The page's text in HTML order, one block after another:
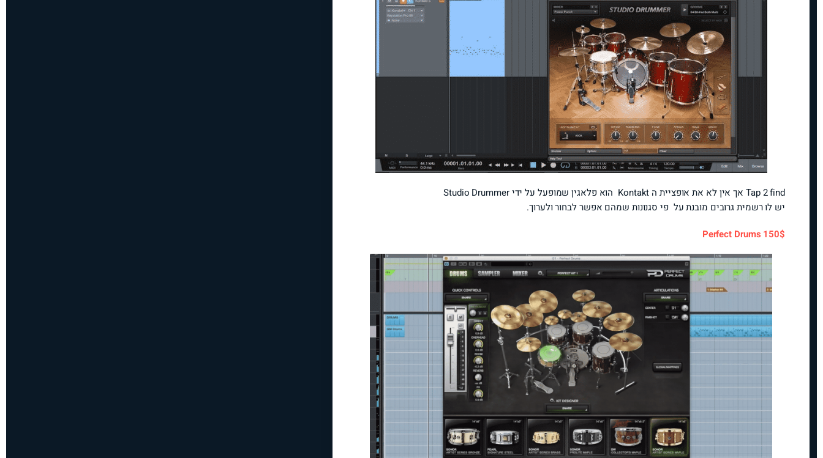
Tap 2 find אך אין לא את אופציית ה Kontakt הוא פלאגין שמופעל על ידי Studio Drummer
יש לו רשמית גרובים מובנת על פי סגנונות שמהם אפשר לבחור ולערוך.
Perfect Drums 150$